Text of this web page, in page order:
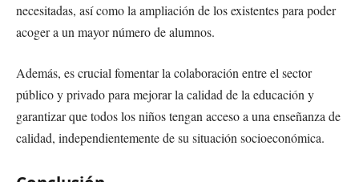
necesitadas, así como la ampliación de los existentes para poder
acoger a un mayor número de alumnos.
Además, es crucial fomentar la colaboración entre el sector
público y privado para mejorar la calidad de la educación y
garantizar que todos los niños tengan acceso a una enseñanza de
calidad, independientemente de su situación socioeconómica.